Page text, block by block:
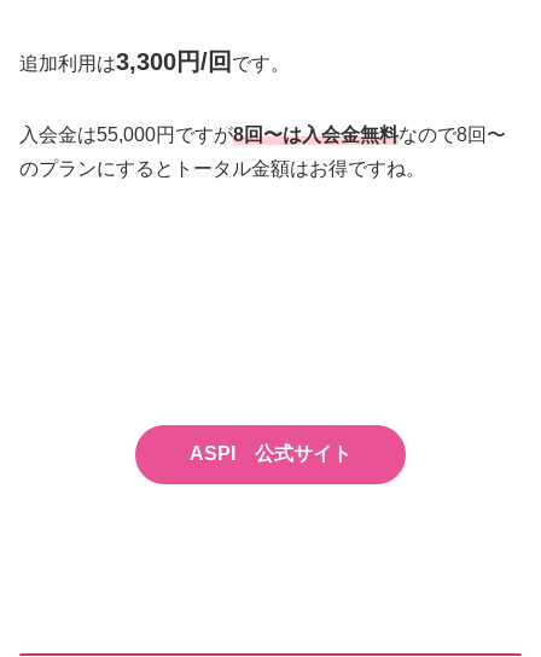
追加利用は3,300円/回 です。
入会金は55,000円ですが8回〜は入会金無料なので8回〜
のプランにするとトータル金額はお得ですね。
ASPI 公式サイト